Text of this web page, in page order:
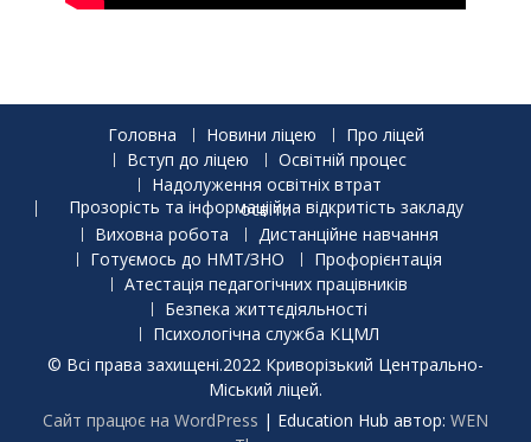
Головна Новини ліцею
Про ліцей
Вступ до ліцею
Освітній процес
Надолуження освітніх втрат
Прозорість та інформаціійна відкритість закладу освіти
Виховна робота
Дистанційне навчання
Готуємось до НМТ/ЗНО
Профорієнтація
Атестація педагогічних працівників
Безпека життєдіяльності
Психологічна служба КЦМЛ
© Всі права захищені.2022 Криворізький Центрально-
Міський ліцей.
Сайт працює на WordPress | Education Hub автор: WEN